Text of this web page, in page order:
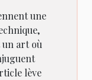
une
un art où
lève